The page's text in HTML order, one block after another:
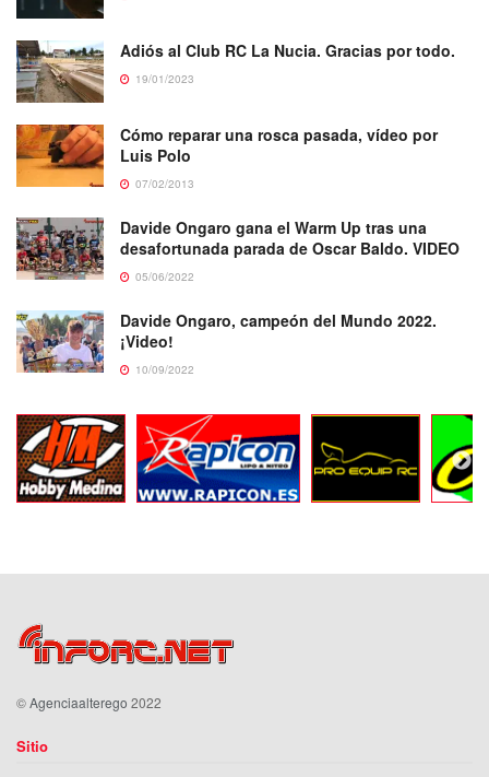
Adiós al Club RC La Nucia. Gracias por todo.
19/01/2023
Cómo reparar una rosca pasada, vídeo por
Luis Polo
07/02/2013
Davide Ongaro gana el Warm Up tras una
desafortunada parada de Oscar Baldo. VIDEO
05/06/2022
Davide Ongaro, campeón del Mundo 2022.
¡Video!
10/09/2022
©Agenciaalterego 2022
Sitio